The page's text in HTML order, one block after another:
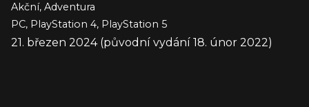
Akční, Adventura
PC, PlayStation 4, PlayStation 5
21. březen 2024 (původní vydání 18. únor 2022)